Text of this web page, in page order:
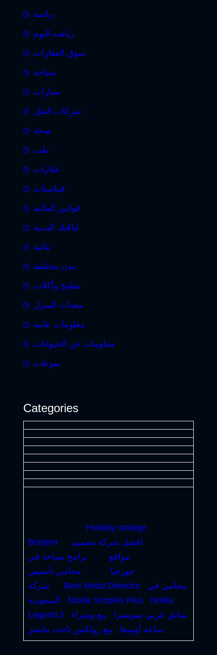
رياضة
رياضه اليوم
سوق العقارات
سياحة
سيارات
شركات النقل
صحة
طب
عقارات
فيتامينات
قوانين المالية
لياقتك البدنية
مالية
مدن مختلفة
مطبخ وأكلات
معدات المنزل
معلومات عامة
معلومات عن الحيوانات
منوعات
Categories
Holiday cottage
Borjomi
افضل شركة تصميم
مواقع
برامج سياحة في
جورجيا
محامي تأسيس
شركة
Best Metal Detector
محامي في
السعودية
Nokta Simplex Plus
Nokta
Legend 2
سائق عربى سويسرا
بيع وشراء
ساعة أوميغا
بيع رولكس ياخت ماستر